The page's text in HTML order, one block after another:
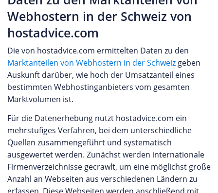
Webhostern in der Schweiz von
hostadvice.com
Die von hostadvice.com ermittelten Daten zu den
Marktanteilen von Webhostern in der Schweiz geben
Auskunft darüber, wie hoch der Umsatzanteil eines
bestimmten Webhostinganbieters vom gesamten
Marktvolumen ist.
Für die Datenerhebung nutzt hostadvice.com ein
mehrstufiges Verfahren, bei dem unterschiedliche
Quellen zusammengeführt und systematisch
ausgewertet werden. Zunächst werden internationale
Firmenverzeichnisse gecrawlt, um eine möglichst große
Anzahl an Webseiten aus verschiedenen Ländern zu